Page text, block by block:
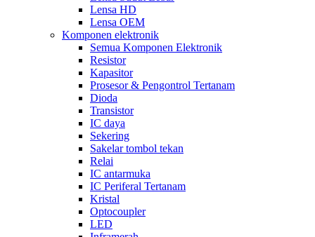
Lensa HD
Lensa OEM
Komponen elektronik
Semua Komponen Elektronik
Resistor
Kapasitor
Prosesor & Pengontrol Tertanam
Dioda
Transistor
IC daya
Sekering
Sakelar tombol tekan
Relai
IC antarmuka
IC Periferal Tertanam
Kristal
Optocoupler
LED